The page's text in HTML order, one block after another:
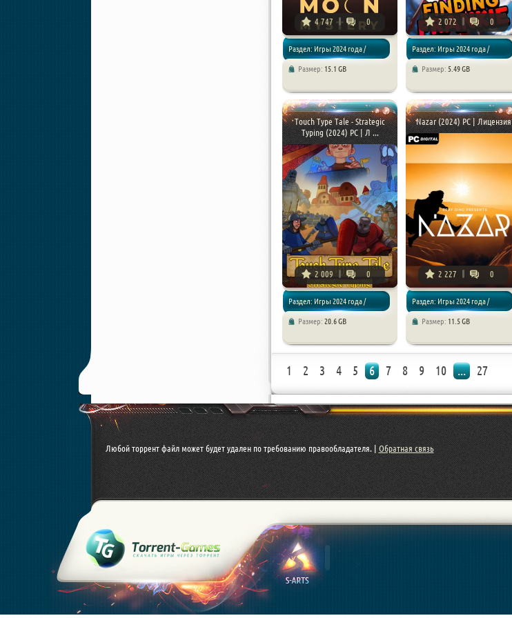
4 747 0
Раздел: Игры 2024 года /
Размер: 15.1 GB
2 072 0
Раздел: Игры 2024 года /
Размер: 5.49 GB
Touch Type Tale - Strategic
Typing (2024) PC | Л ...
2 009 0
Раздел: Игры 2024 года /
Размер: 20.6 GB
Nazar (2024) PC | Лицензия
2 227 0
Раздел: Игры 2024 года /
Размер: 11.5 GB
1 2 3 4 5 6 7 8 9 10 ... 27
Любой торрент файл может будет удален по требованию правообладателя. |Обратная связь